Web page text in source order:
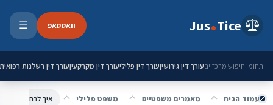
Jus Tice וואטסאפ ☰
תחומי חיפוש מרכזייםעורך דין גירושיןעורך דין פליליעורך דין מקרקעיןעורך דין רשלנות רפואית
עמוד הבית מאמרים משפטיים משפט פלילי איך לבחור עורך